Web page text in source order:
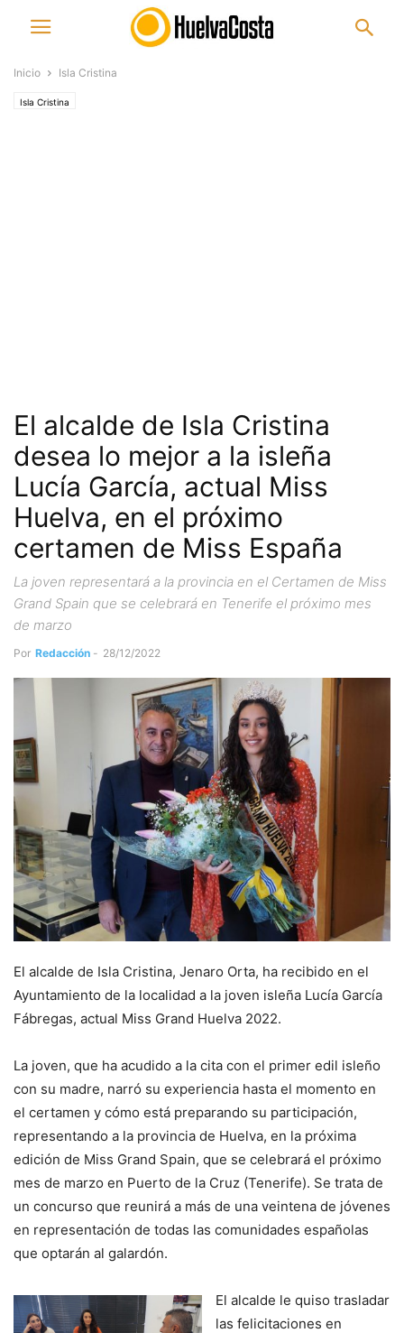
Inicio Isla Cristina
Isla Cristina
El alcalde de Isla Cristina
desea lo mejor a la isleña
Lucía García, actual Miss
Huelva, en el próximo
certamen de Miss España
La joven representará a la provincia en el Certamen de Miss
Grand Spain que se celebrará en Tenerife el próximo mes
de marzo
Por Redacción - 28/12/2022
El alcalde de Isla Cristina, Jenaro Orta, ha recibido en el
Ayuntamiento de la localidad a la joven isleña Lucía García
Fábregas, actual Miss Grand Huelva 2022.
La joven, que ha acudido a la cita con el primer edil isleño
con su madre, narró su experiencia hasta el momento en
el certamen y cómo está preparando su participación,
representando a la provincia de Huelva, en la próxima
edición de Miss Grand Spain, que se celebrará el próximo
mes de marzo en Puerto de la Cruz (Tenerife). Se trata de
un concurso que reunirá a más de una veintena de jóvenes
en representación de todas las comunidades españolas
que optarán al galardón.
El alcalde le quiso trasladar
las felicitaciones en